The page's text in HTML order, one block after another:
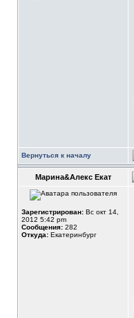
Вернуться к началу
Марина&Алекс Екат
Зарегистрирован: Вс окт 14,
2012 5:42 pm
Сообщения: 282
Откуда: Екатеринбург